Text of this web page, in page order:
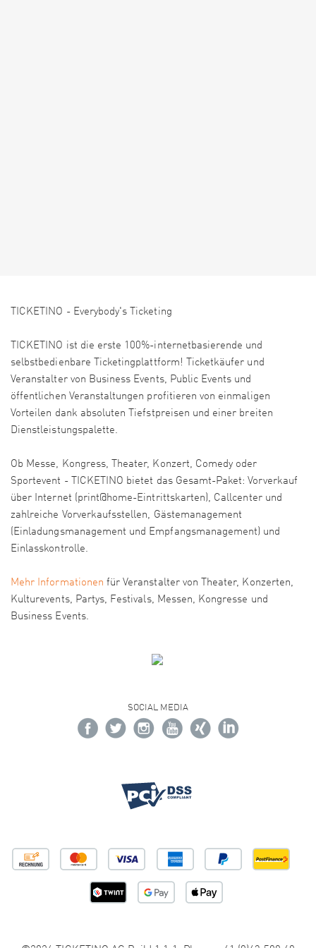
TICKETINO - Everybody's Ticketing
TICKETINO ist die erste 100%-internetbasierende und
selbstbedienbare Ticketingplattform! Ticketkäufer und
Veranstalter von Business Events, Public Events und
öffentlichen Veranstaltungen profitieren von einmaligen
Vorteilen dank absoluten Tiefstpreisen und einer breiten
Dienstleistungspalette.
Ob Messe, Kongress, Theater, Konzert, Comedy oder
Sportevent - TICKETINO bietet das Gesamt-Paket: Vorverkauf
über Internet (print@home-Eintrittskarten), Callcenter und
zahlreiche Vorverkaufsstellen, Gästemanagement
(Einladungsmanagement und Empfangsmanagement) und
Einlasskontrolle.
Mehr Informationen für Veranstalter von Theater, Konzerten,
Kulturevents, Partys, Festivals, Messen, Kongresse und
Business Events.
SOCIAL MEDIA